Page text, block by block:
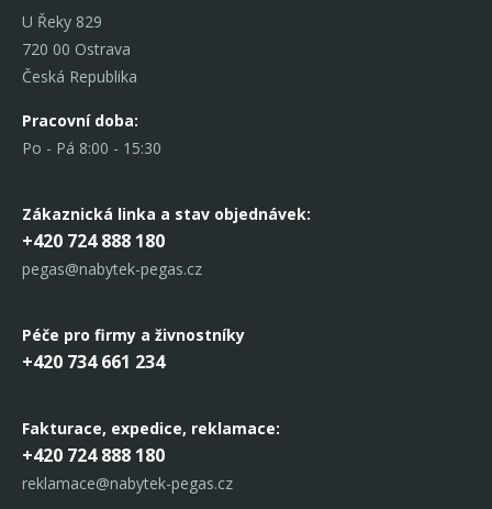
U Řeky 829
720 00 Ostrava
Česká Republika
Pracovní doba:
Po - Pá 8:00 - 15:30
Zákaznická linka a stav objednávek:
+420 724 888 180
pegas@nabytek-pegas.cz
Péče pro firmy a živnostníky
+420 734 661 234
Fakturace, expedice, reklamace:
+420 724 888 180
reklamace@nabytek-pegas.cz